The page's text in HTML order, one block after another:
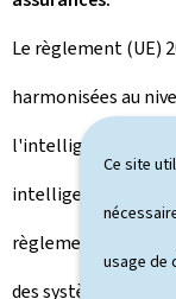
Ce site
usage de
Le règlement (UE)
harmonisées au
l'intelligence
intelligence
règlement (UE)
des systèmes